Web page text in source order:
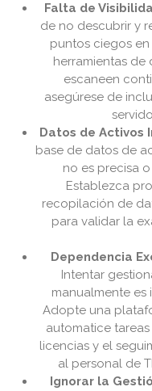
Falta de
de no descubrir y
puntos ciegos
herramientas
escaneen
asegúrese de
Datos de Activos
base de datos de
no es precisa
Establezca
recopilación de
para validar la
Dependencia
Intentar
manualmente es
Adopte una
automatice
licencias y el
al personal de
Ignorar la